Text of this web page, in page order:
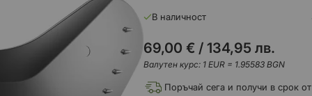
В наличност
69,00 € /134,95 лв.
Валутен курс: 1 EUR = 1.95583 BGN
Поръчай сега и получи в срок